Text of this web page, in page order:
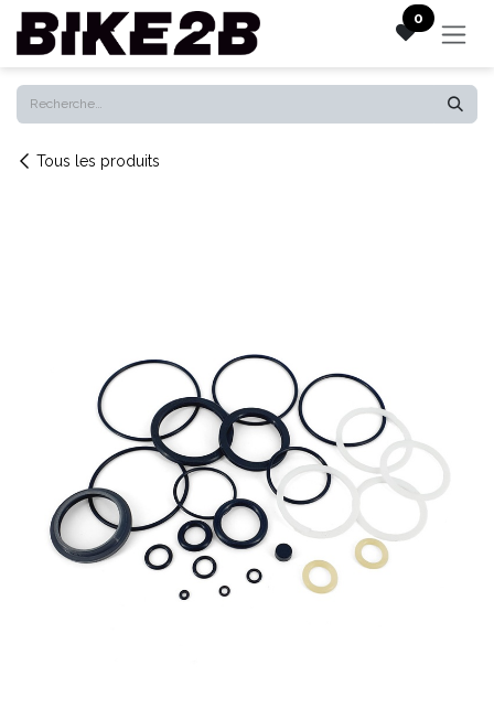
Se rendre au contenu 0
Tous les produits